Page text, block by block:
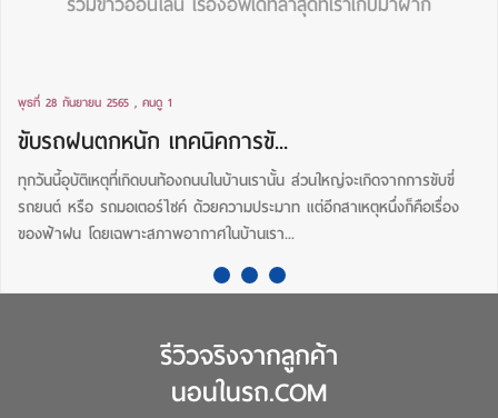
พุธที่ 28 กันยายน 2565 , คนดู 1
ขับรถฝนตกหนัก เทคนิคการขั...
ทุกวันนี้อุบัติเหตุที่เกิดบนท้องถนนในบ้านเรานั้น ส่วนใหญ่จะเกิดจากการขับขี่
รถยนต์ หรือ รถมอเตอร์ไซค์ ด้วยความประมาท แต่อีกสาเหตุหนึ่งก็คือเรื่อง
ของฟ้าฝน โดยเฉพาะสภาพอากาศในบ้านเรา...
รีวิวจริงจากลูกค้า
นอนในรถ.COM